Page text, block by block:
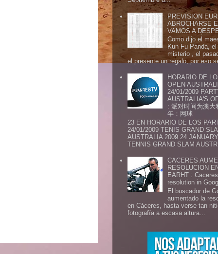
PREVISION
ABROCHARSE
VAMOS A
Como dijo el
Kun Fu Panda,
misterio , el
el presente un regalo, por eso
HORARIO DE
OPEN
24/01/2009
AUSTRALIA'S
: 派对时间为澳大
年：网球
23 EN HORARIO DE LOS
24/01/2009 TENIS GRAND
AUSTRALIA 2009 24
TENNIS GRAND SLAM
CACERES
RESOLUCION
EARHT :
resolution in
El buscador de
aumentado la
en Cáceres, hasta verse tan
fotografía a escasa altura...